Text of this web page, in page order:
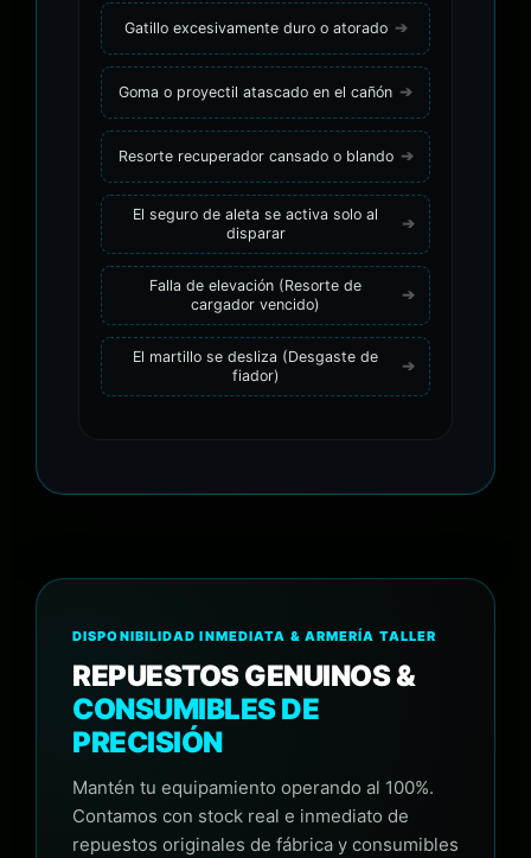
Gatillo excesivamente duro o atorado
Goma o proyectil atascado en el cañón
Resorte recuperador cansado o blando
El seguro de aleta se activa solo al
disparar
Falla de elevación (Resorte de
cargador vencido)
El martillo se desliza (Desgaste de
fiador)
DISPONIBILIDAD INMEDIATA & ARMERÍA TALLER
REPUESTOS GENUINOS &
CONSUMIBLES DE
PRECISIÓN
Mantén tu equipamiento operando al 100%.
Contamos con stock real e inmediato de
repuestos originales de fábrica y consumibles